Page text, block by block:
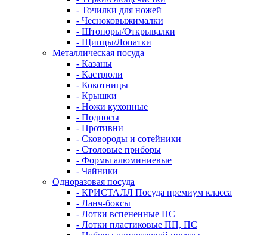
- Точилки для ножей
- Чесноковыжималки
- Штопоры/Открывалки
- Щипцы/Лопатки
Металлическая посуда
- Казаны
- Кастрюли
- Кокотницы
- Крышки
- Ножи кухонные
- Подносы
- Противни
- Сковороды и сотейники
- Столовые приборы
- Формы алюминиевые
- Чайники
Одноразовая посуда
- КРИСТАЛЛ Посуда премиум класса
- Ланч-боксы
- Лотки вспененные ПС
- Лотки пластиковые ПП, ПС